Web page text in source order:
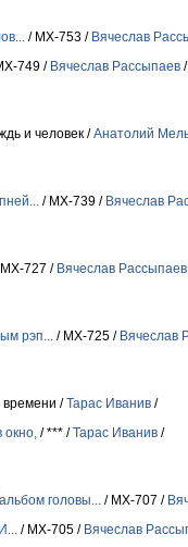
/ МХ-753 / Вячеслав
749 / Вячеслав Рассыпаев /
и человек /Анатолий
/ МХ-739 / Вячеслав
727 / Вячеслав Рассыпаев
рэп... / МХ-725 / Вячеслав
/Тарас Иванив /
/ *** /Тарас Иванив /
головы... / МХ-707 /
/ МХ-705 / Вячеслав